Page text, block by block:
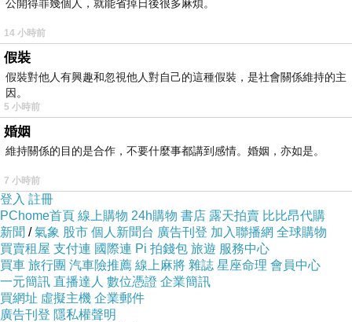
小破國小畢業，北上到溪崑國中唸書，才剛進球
隊就讓他印像深刻，他說榮工就像部隊，吃飯、
洗澡時間都很緊湊，還要排隊用洗衣板手洗衣
服，等學長用完才換學弟，還沒搞清楚狀況，突
然有學長喊集合，一年級球員立刻到學長房間，
當時不知道發生什麼事情，只知道學長很生氣，
才剛進球隊的劉芙豪摸不著頭緒，只記得學長先
問他是不是新來的，接著說：「你不用！你出
去。」小破說，當下大嘆一口氣，後來只知道好
像一年級事情沒做好，才會被叫出去處罰。但球
隊向來都是連坐法，每天都過著這種驚恐生活。
公開得罪幾個人，就能省掉日後很多麻煩。
14 小時前
假裝
假裝對他人有興趣和忽視他人對自己的這種假裝，是社會關係維持的主
因。
5 小時前
婚姻
維持關係的目的是合作，不要什麼事都講到感情。婚姻，亦如是。
7 小時前
登入 註冊
PChome首頁 線上購物 24h購物 書店 露天拍賣 比比昂代購
新聞 /氣象 股市 個人新聞台 廣告刊登 加入聯播網 全球購物
買賣租屋 支付連 國際連 Pi 拍錢包 旅遊 服務中心
買車 旅行團 汽車險推薦 線上麻將 雜誌 星座命理 會員中心
一元簡訊 直播達人 數位憑證 企業簡訊
買網址 虛擬主機 企業郵件
廣告刊登 隱私權聲明